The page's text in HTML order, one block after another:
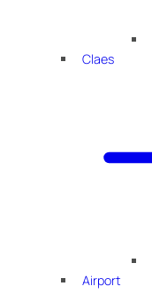
Claes
Airport